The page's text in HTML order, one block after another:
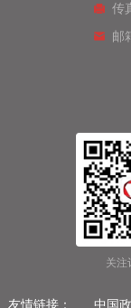
传
邮
关注
友情链接： 中国